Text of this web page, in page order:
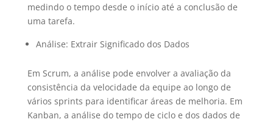
medindo o tempo desde o início até a conclusão de
uma tarefa.
Análise: Extrair Significado dos Dados
Em Scrum, a análise pode envolver a avaliação da
consistência da velocidade da equipe ao longo de
vários sprints para identificar áreas de melhoria. Em
Kanban, a análise do tempo de ciclo e dos dados de